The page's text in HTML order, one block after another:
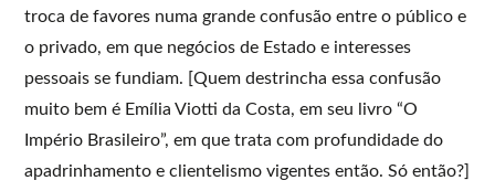
troca de favores numa grande confusão entre o público e
o privado, em que negócios de Estado e interesses
pessoais se fundiam. [Quem destrincha essa confusão
muito bem é Emília Viotti da Costa, em seu livro “O
Império Brasileiro”, em que trata com profundidade do
apadrinhamento e clientelismo vigentes então. Só então?]